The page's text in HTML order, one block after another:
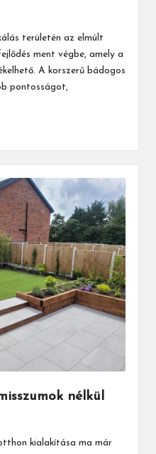
területén az elmúlt
ment végbe, amely a
A korszerű bádogos
pontosságot,
nélkül
kialakítása ma már